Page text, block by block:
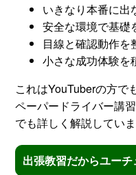
いきなり本番に出
安全な環境で基礎
目線と確認動作を
小さな成功体験を
これはYouTuberの方で
ペーパードライバー講
でも詳しく解説していま
出張教習だからユー